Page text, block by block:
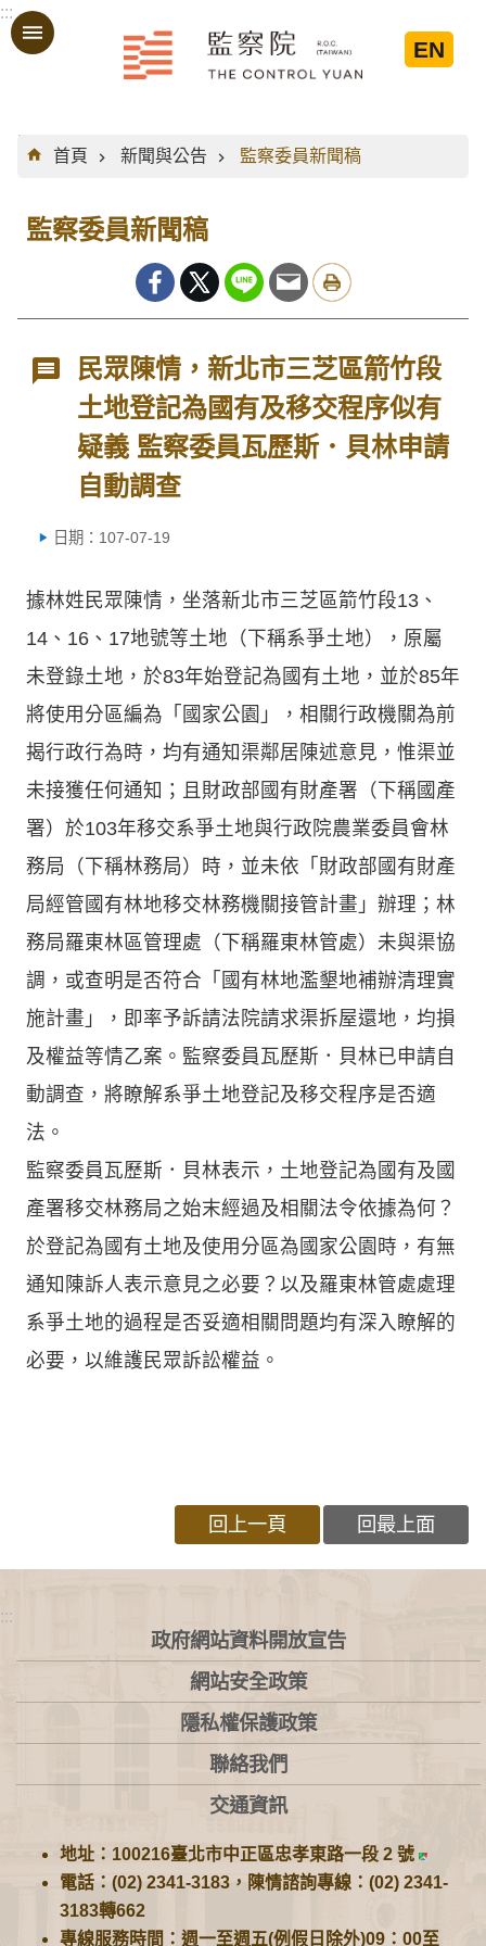
跳到主要內容區塊
:::
EN
:::
首頁
新聞與公告 監察委員新聞稿
監察委員新聞稿
民眾陳情，新北市三芝區箭竹段
土地登記為國有及移交程序似有
疑義 監察委員瓦歷斯．貝林申請
自動調查
日期：107-07-19
據林姓民眾陳情，坐落新北市三芝區箭竹段13、
14、16、17地號等土地（下稱系爭土地），原屬
未登錄土地，於83年始登記為國有土地，並於85年
將使用分區編為「國家公園」，相關行政機關為前
揭行政行為時，均有通知渠鄰居陳述意見，惟渠並
未接獲任何通知；且財政部國有財產署（下稱國產
署）於103年移交系爭土地與行政院農業委員會林
務局（下稱林務局）時，並未依「財政部國有財產
局經管國有林地移交林務機關接管計畫」辦理；林
務局羅東林區管理處（下稱羅東林管處）未與渠協
調，或查明是否符合「國有林地濫墾地補辦清理實
施計畫」，即率予訴請法院請求渠拆屋還地，均損
及權益等情乙案。監察委員瓦歷斯．貝林已申請自
動調查，將瞭解系爭土地登記及移交程序是否適
法。
監察委員瓦歷斯．貝林表示，土地登記為國有及國
產署移交林務局之始末經過及相關法令依據為何？
於登記為國有土地及使用分區為國家公園時，有無
通知陳訴人表示意見之必要？以及羅東林管處處理
系爭土地的過程是否妥適相關問題均有深入瞭解的
必要，以維護民眾訴訟權益。
回上一頁 回最上面
:::
政府網站資料開放宣告
網站安全政策
隱私權保護政策
聯絡我們
交通資訊
地址：100216臺北市中正區忠孝東路一段 2 號
電話：(02) 2341-3183，陳情諮詢專線：(02) 2341-
3183轉662
專線服務時間：週一至週五(例假日除外)09：00至